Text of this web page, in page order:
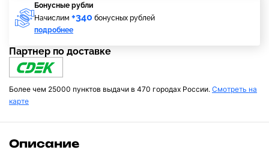
Бонусные рубли
Начислим +340 бонусных рублей
подробнее
Партнер по доставке
Более чем 25000 пунктов выдачи в 470 городах России. Смотреть на
карте
Описание